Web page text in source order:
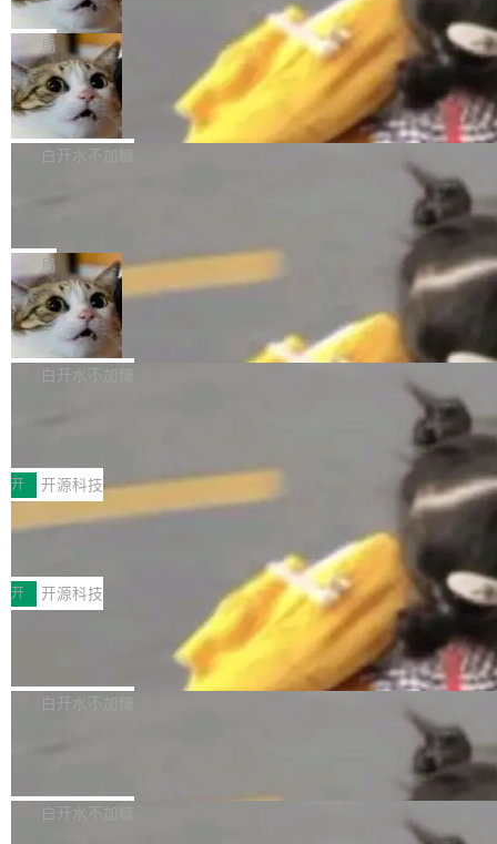
1，U1.5-Lite-Preview 在以下方向上带来了显著
提升： 原生支持4K图像生成； 更精细的局部纹
理、细节与真实世界质感； 更准确的中英文文字
生成与复杂版式组织； 更稳定的图...
tl 是一个 Ubuntu 专有的包，它和它的依赖项都
是 Ubuntu 专有的，不会用在其他发行版上。」
所以 deb 版本的受众实际上为零。既然只有 Ub
untu 用户在用，那用 snap 打包就没什么可纠结
的。 从 deb 到 snap 的迁移路径 hwctl 是 rust-
hwlib 硬件 API 库的一部分，命令行工具负责查
只为金钱，不为使命
顶级 AI 研究员在两家公司之间来回跳，中间只
隔了几天。 Lilian Weng 上周刚宣布因健康原因
离开 Thinking Machines Lab，说自己作为联合
创始人的角色「太累了」。几天后，The Inform
ation 就曝出她将重回 OpenAI，负责递归自我
改进方向的研究。她是 Thinking Machines 过
一在人才争夺战中失血的公司。六月，Google
连失两员大将：Noam Shazeer 去了 Op...
局
FFmpeg 9.0 发布
FFmpeg 9.0 现已发布，包含多项改进。官方更
新日志列出的 9.0 版本主要更新内容如下： 扩
er HE-AAC 960 解码 (DAB+) transpose_cuda
filter 添加 AMF Frame Rate Converter (vf_frc
_amf) filter SMPTE 2094-50 元数据支持和直
通 ProRes RAW VideoToolbox 硬件加速器 AP
V ...
白开水不加糖
Code 在 X 上发帖：「DeepSeek Flash did 8T
tokens on August 1st. 5T of free usage + 3T
on OpenCode Go.」79.8 万次浏览，连带着 #
DeepSeek一天消耗了8万亿# 上了微博热搜——
注意这是 OpenCode 一家的消耗。 OpenCode
不完。」5T 来自免费额度，3T 来自 Go...
局
NetBSD 11.0 正式发布
NetBSD 11.0 现已正式发布，这是 NetBSD 操
作系统的第十八个主要版本。 自 NetBSD 10.1
ve JH71XX 的设备，例如 VisionFive 2、PINE
64 STAR64，以及 QEMU。 增强了对 POSIX.1
-2024 和 C23 编程接口标准的兼容性。 compat
_linux(8) 增强了对 Linux 系统调用的支持，包
括 epoll（围绕 kqueue 实现）、POSIX 消息队
列、...
白开水不加糖
案
享会在上海举办。鸿蒙生态的全场景智慧营销平
台鲸鸿动能协同华为游戏中心，面向游戏行业开
发者及生态伙伴，系统呈现了平台在游戏领域的
完整能力版图——从IAP高价值用户的全周期经
营、到IAA游戏的“买变一体”正循环、再到联运与
广告协同的全链路经营闭环，以及面向全球市场
的出海增长布局。 华为终端云业务商业化销售负
责人在开场致辞中表示，游戏开发者的核心诉求
已不再是“多一个投放渠道”，而是一套能够持续
高质量游戏...
开 开源科技
技嘉X3D系列再添新成员 B850 AORU
面向AMD Ryzen X3D处理器玩家，技嘉X3D系
列主板阵容迎来新成员——B850 AORUS ELITE
X3D。作为面向主流高性能平台打造的全新主板
产品，B850 AORUS ELITE X3D延续技嘉在X3
D平台优化上的技术积累，旨在为游戏玩家带来
更稳定、更高效的装机选择。 B850 AORUS ELI
式2.0，可根据不同使用场景释放处理器潜力，
开 开源科技
Zadig v5.0 发布：AI 发布专员与 AI 审
我们团队这几天最大的卡点不是 AI 写得不够
好，是 AI 写得太好了。 好到审查排期从两天的
过 1528 名开发者，85% 说 AI 把瓶颈从写代码
白开水不加糖
数据库，有一个图形后端。作为一个原生的 Gra
白开水不加糖